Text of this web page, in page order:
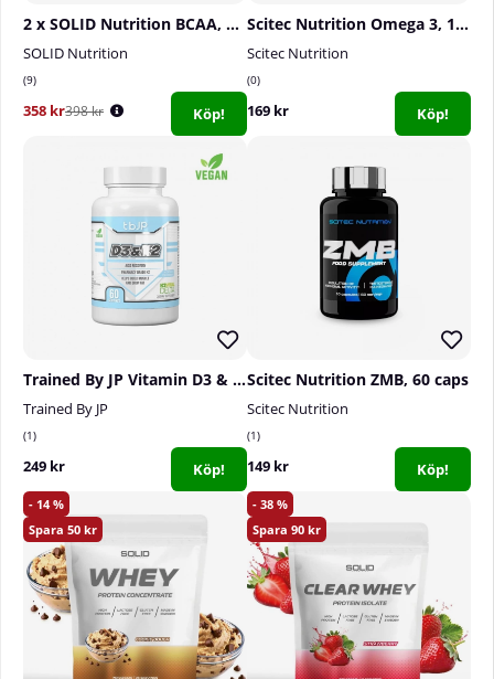
2 x SOLID Nutrition BCAA, 300 g
SOLID Nutrition
9
358 kr398 kr Köp!
Scitec Nutrition Omega 3, 100 caps
Scitec Nutrition
0
169 kr Köp!
Trained By JP Vitamin D3 & K2, 60 caps
Trained By JP
1
249 kr Köp!
Scitec Nutrition ZMB, 60 caps
Scitec Nutrition
1
149 kr Köp!
14
50
38
90